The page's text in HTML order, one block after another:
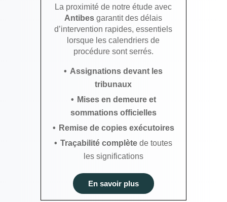
La proximité de notre étude avec
Antibes garantit des délais
d’intervention rapides, essentiels
lorsque les calendriers de
procédure sont serrés.
Assignations devant les
tribunaux
Mises en demeure et
sommations officielles
Remise de copies exécutoires
Traçabilité complète de toutes
les significations
En savoir plus